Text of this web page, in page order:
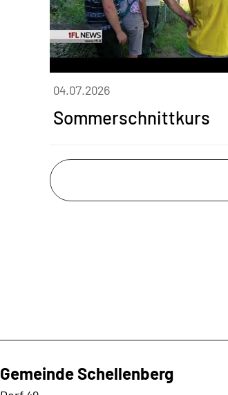
04.07.2026
Sommerschnittkurs
Gemeinde Schellenberg